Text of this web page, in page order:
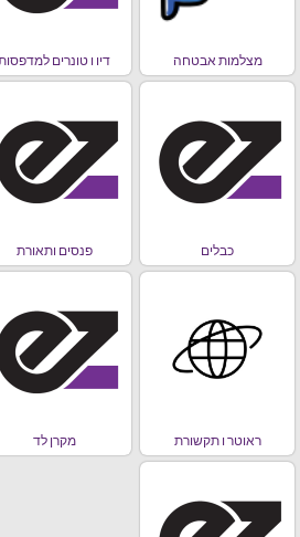
מצלמות אבטחה דיו ו טונרים
כבלים פנסים ותאורת
ראוטר ו תקשורת מקרן לד